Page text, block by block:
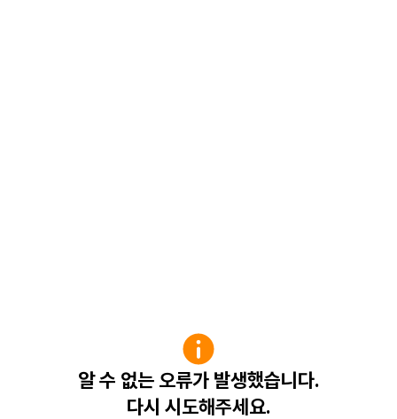
알 수 없는 오류가 발생했습니다.
다시 시도해주세요.